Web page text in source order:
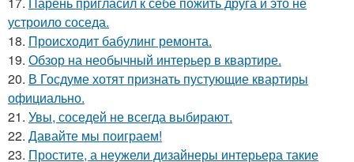
устроило соседа.
18. Происходит бабулинг ремонта.
19. Обзор на необычный интерьер в квартире.
20. В Госдуме хотят признать пустующие квартиры
официально.
21. Увы, соседей не всегда выбирают.
22. Давайте мы поиграем!
23. Простите, а неужели дизайнеры интерьера такие